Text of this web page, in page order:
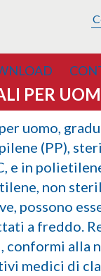
PER
uomo,
(PP),
e in
non
possono
a freddo.
conformi alla
medici di